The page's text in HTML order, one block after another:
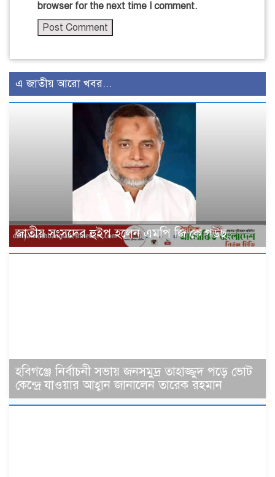
browser for the next time I comment.
এ জাতীয় আরো খবর...
জাতীয় সংসদের হুইপ হলেন এমপি জি কে গউছ
হবিগঞ্জে নির্বাচনী সভায় জনসমুদ্র তাহাজ্জুদ পড়ে ভোট
কেন্দ্রে যাওয়ার আহ্বান জানালেন তারেক রহমান